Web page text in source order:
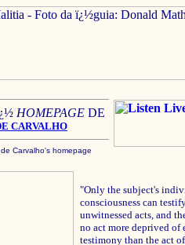
HOMEPAGE DE
CARVALHO
Carvalho's homepage
"Only the subject's
consciousness can
unwitnessed acts, and
no act more deprived of
testimony than the act of